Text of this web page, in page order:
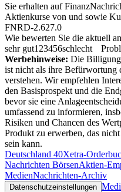
Sie erhalten auf
Aktienkurse von und sowie
FNRD-2.627.0
Wie bewerten Sie die aktuell
sehr gut1 23456schlecht
Werbehinweise: Die Billigung
ist nicht als ihre Befürwortung
verstehen. Wir empfehlen
den Basisprospekt und die
bevor sie eine
umfassend zu informieren,
Risiken und Chancen des
Produkt zu erwerben, das
sein kann.
Deutschland 40Xetra-
Nachrichten BörsenAktien-
MedienNachrichten-Archiv
Datenschutzeinstellungen